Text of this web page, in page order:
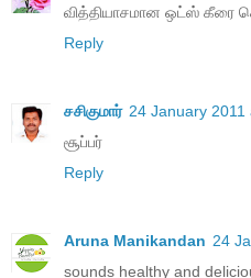
வித்தியாசமான ஒட்ஸ் கீரை
Reply
சசிகுமார் 24 January 2011
சூப்பர்
Reply
Aruna Manikandan 24
sounds healthy and